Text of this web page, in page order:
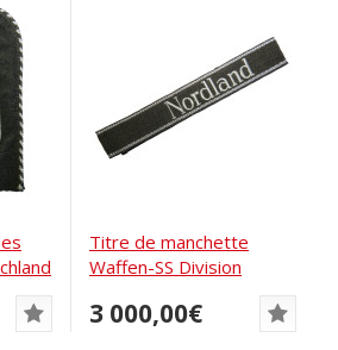
Titre de manchette
Waffen-SS Division
3 000,00€